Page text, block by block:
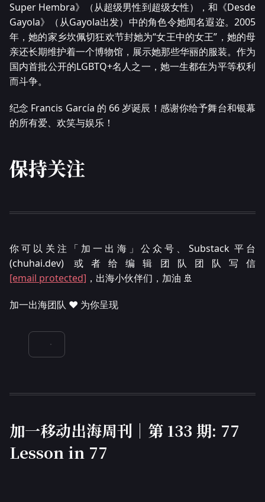
Super Hembra》（从超级男性到超级女性），和《Desde
Gayola》（从Gayola出发）中的角色令她闻名遐迩。2005
年，她的家乡坎佩切狂欢节封她为“女王中的女王”，她的母
亲还长期维护着一个博物馆，展示她那些华丽的服装。作为
国内首批公开的LGBTQ+名人之一，她一生都在为平等权利
而斗争。
纪念 Francis García 的 66 岁诞辰！感谢你给予舞台和银幕
的所有爱、欢笑与娱乐！
保持关注
你可以关注「加一出海」公众号、Substack 平台
(chuhai.dev) 或者给编辑团队团队写信
[email protected] ，出海小伙伴们，加油 🚢
加一出海团队 ❤️ 为你呈现
加一移动出海周刊｜第 133 期: 77
Lesson in 77